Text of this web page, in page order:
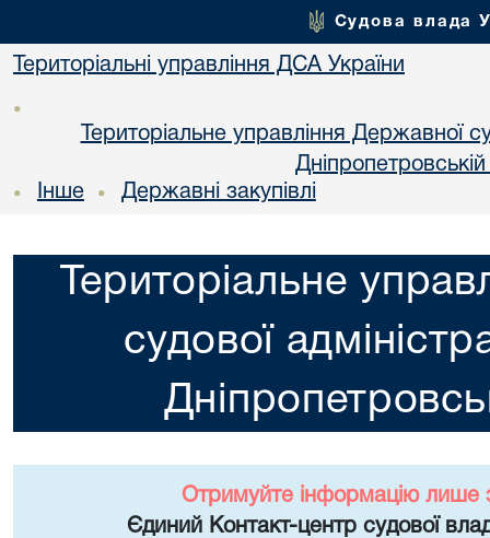
Судова влада
Територіальні управління ДСА України
•
Територіальне управління Державної
• Інше • Державні закупівлі
Територіальне
судової
Отримуйте інформацію лише
Єдиний Контакт-центр судової